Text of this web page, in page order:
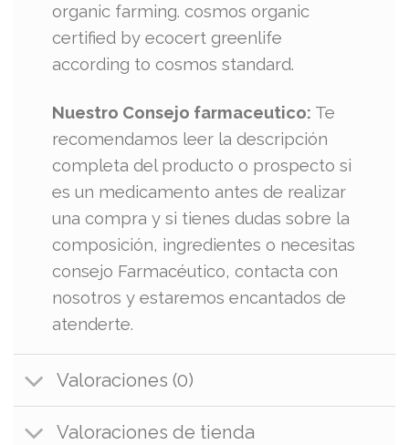
organic farming. cosmos organic
certified by ecocert greenlife
according to cosmos standard.
Nuestro Consejo farmaceutico: Te
recomendamos leer la descripción
completa del producto o prospecto si
es un medicamento antes de realizar
una compra y si tienes dudas sobre la
composición, ingredientes o necesitas
consejo Farmacéutico, contacta con
nosotros y estaremos encantados de
atenderte.
Valoraciones (0)
Valoraciones de tienda